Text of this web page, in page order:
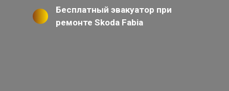
Бесплатный эвакуатор при
ремонте Skoda Fabia